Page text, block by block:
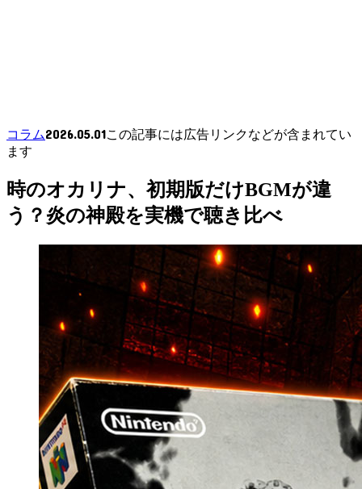
コラム2026.05.01この記事には広告リンクなどが含まれてい
ます
時のオカリナ、初期版だけBGMが違
う？炎の神殿を実機で聴き比べ